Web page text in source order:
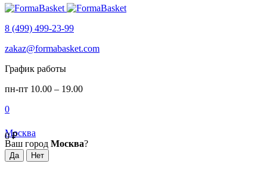
8 (499) 499-23-99
zakaz@formabasket.com
График работы
пн-пт 10.00 – 19.00
0
0₽
Москва
Ваш город Москва?